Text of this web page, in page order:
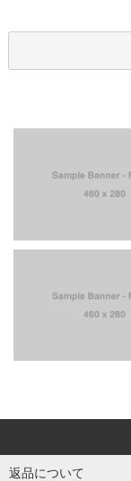
返品について